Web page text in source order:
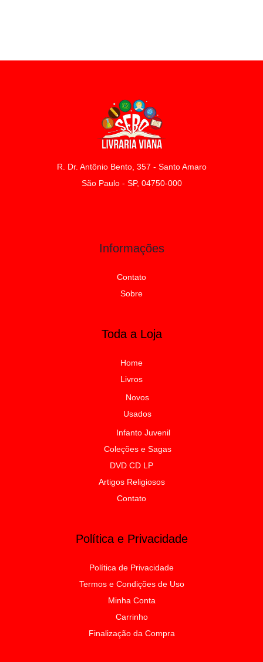
R. Dr. Antônio Bento, 357 - Santo Amaro
São Paulo - SP, 04750-000
Informações
Contato
Sobre
Toda a Loja
Home
Livros
Novos
Usados
Infanto Juvenil
Coleções e Sagas
DVD CD LP
Artigos Religiosos
Contato
Política e Privacidade
Política de Privacidade
Termos e Condições de Uso
Minha Conta
Carrinho
Finalização da Compra